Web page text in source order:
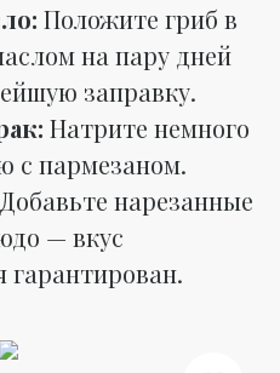
Положите гриб в
на пару дней
заправку.
Натрите немного
с пармезаном.
Добавьте нарезанные
— вкус
гарантирован.